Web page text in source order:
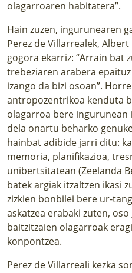
olagarroaren habitatera”.
Hain zuzen, ingurunearen
Perez de Villarrealek,
gogora ekarriz: “Arrain bat
trebeziaren arabera
izango da bizi osoan”.
antropozentrikoa kenduta
olagarroa bere ingurunean
dela onartu beharko
hainbat adibide jarri ditu:
memoria, planifikazioa,
unibertsitatean (Zeelanda
batek argiak itzaltzen ikasi
zizkien bonbilei bere ur-
askatzea erabaki zuten,
baitzitzaien olagarroak
konpontzea.
Perez de Villarreali kezka